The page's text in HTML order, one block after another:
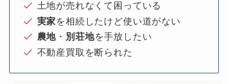
土地が売れなくて困っている
実家を相続したけど使い道がない
農地 ・ 別荘地を手放したい
不動産買取を断られた